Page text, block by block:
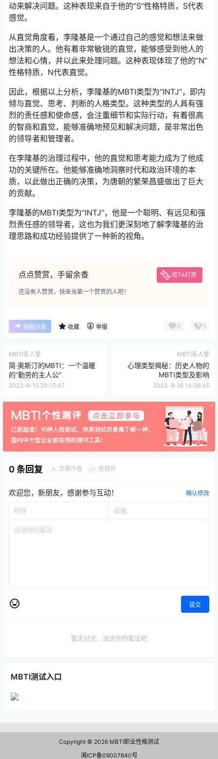
动来解决问题。这种表现来自于他的“S”性格特质，S代表
感觉。
从直觉角度看，李隆基是一个通过自己的感觉和想法来做
出决策的人。他有着非常敏锐的直觉，能够感受到他人的
想法和心情，并以此来处理问题。这种表现体现了他的“N”
性格特质，N代表直觉。
因此，根据以上分析，李隆基的MBTI类型为“INTJ”，即内
倾与直觉、思考、判断的人格类型。这种类型的人具有强
烈的责任感和使命感，会注重细节和实际行动，有着很高
的智商和直觉，能够准确地预见和解决问题，是非常出色
的领导者和管理者。
在李隆基的治理过程中，他的直觉和思考能力成为了他成
功的关键所在。他能够准确地洞察时代和政治环境的本
质，以此做出正确的决策，为唐朝的繁荣昌盛做出了巨大
的贡献。
李隆基的MBTI类型为“INTJ”，他是一个聪明、有远见和强
烈责任感的领导者，这也为我们更深刻地了解李隆基的治
理思路和成功经验提供了一种新的视角。
点点赞赏，手留余香 给TA打赏
还没有人赞赏，快来当第一个赞赏的人吧！
海报分享 收藏 举报 0 0
MBTI名人堂
简·奥斯汀的MBTI：一个温暖
的“勤劳的主人公”
2023-8-15 20:13:47
MBTI名人堂
心理类型揭秘：历史人物的
MBTI类型及影响
2023-8-16 14:36:45
0 条回复 A 文章作者 M 管理员
欢迎您，新朋友，感谢参与互动！ 确认修改
提交
暂无讨论，说说你的看法吧
MBTI测试入口
Copyright © 2026 MBTI职业性格测试
湘ICP备09007640号